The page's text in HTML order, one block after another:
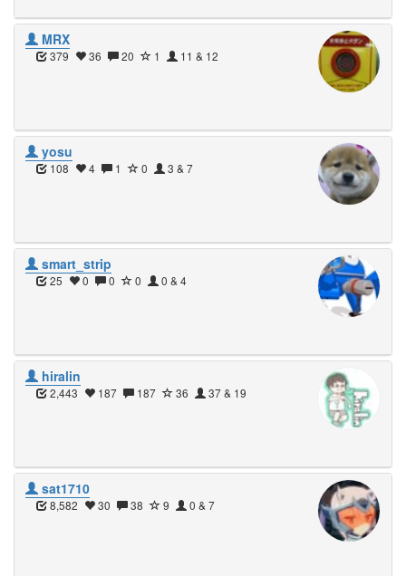
MRX
379 36 20 1 11 & 12
yosu
108 4 1 0 3 & 7
smart_strip
25 0 0 0 0 & 4
hiralin
2,443 187 187 36 37 & 19
sat1710
8,582 30 38 9 0 & 7